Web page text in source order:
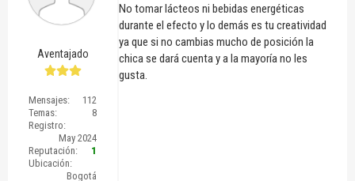
Aventajado
Mensajes:
112
Temas:
8
Registro:
May 2024
Reputación:
1
Ubicación:
Bogotá
No tomar lácteos ni bebidas energéticas
durante el efecto y lo demás es tu creatividad
ya que si no cambias mucho de posición la
chica se dará cuenta y a la mayoría no les
gusta.